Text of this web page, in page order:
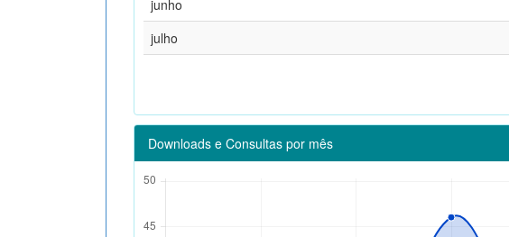
junho
julho
Downloads e Consultas por mês